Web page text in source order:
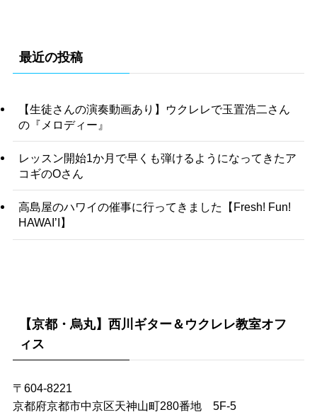
最近の投稿
【生徒さんの演奏動画あり】ウクレレで玉置浩二さん
の『メロディー』
レッスン開始1か月で早くも弾けるようになってきたア
コギのOさん
高島屋のハワイの催事に行ってきました【Fresh! Fun!
HAWAI’I】
【京都・烏丸】西川ギター＆ウクレレ教室オフ
ィス
〒604-8221
京都府京都市中京区天神山町280番地 5F-5